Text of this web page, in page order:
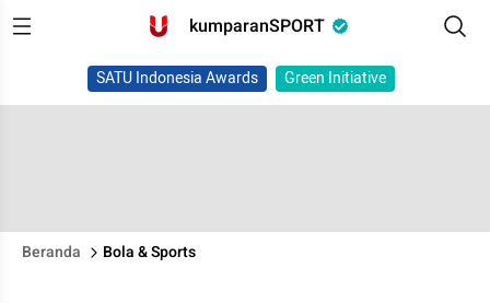
kumparanSPORT
SATU Indonesia Awards Green Initiative
Beranda Bola & Sports